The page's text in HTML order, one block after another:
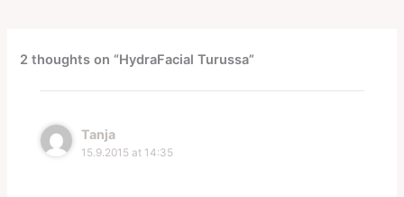
2 thoughts on “HydraFacial Turussa”
Tanja
15.9.2015 at 14:35